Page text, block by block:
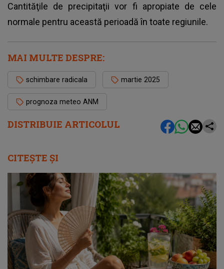
DISTRIBUIE ARTICOLUL
Cantităţile de precipitaţii vor fi apropiate de cele
normale pentru această perioadă în toate regiunile.
MAI MULTE DESPRE:
schimbare radicala martie 2025
prognoza meteo ANM
CITEȘTE ȘI